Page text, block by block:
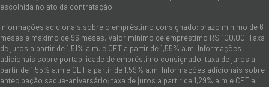
escolhida no ato da contratação.
Informações adicionais sobre o empréstimo consignado: prazo mínimo de 6
meses e máximo de 96 meses. Valor mínimo de empréstimo R$ 100,00. Taxa
de juros a partir de 1,51% a.m. e CET a partir de 1,55% a.m. Informações
adicionais sobre portabilidade de empréstimo consignado: taxa de juros a
partir de 1,55% a.m e CET a partir de 1,59% a.m. Informações adicionais sobre
antecipação saque-aniversário: taxa de juros a partir de 1,29% a.m e CET a